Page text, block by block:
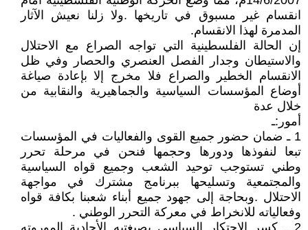
انقسام غير مسبوق في تاريخها .ولا زلنا نعيش الآثار
المدمرة لهذا الانقسام.
إن الحالة الفلسطينية التي تواجه الصراع مع الاحتلال
والاستيطان وجدار الفصل العنصري والحصار وفي ظل
الانقسام الخطير والصراع فلا مخرج إلا بإعادة صياغة
أوضاع المؤسسات السياسية والجماهيرية والنقابية من
خلال عدة
أمور:ـ
1 ـ ضمان حضور جميع القوى والفعاليات في المؤسسات
تبعا لنفوذها ودورها وحجمها فنحن في مرحلة تحرر
وطني تستوجب توحيد الشعب وجميع قواه السياسية
والمجتمعية وتسليحها ببرنامج مشترك في مواجهة
الاحتلال .وبحاجة إلى جهود جميع أبناء شعبنا بكافة قواه
وفعالياته للانخراط في معركة التحرر الوطني .